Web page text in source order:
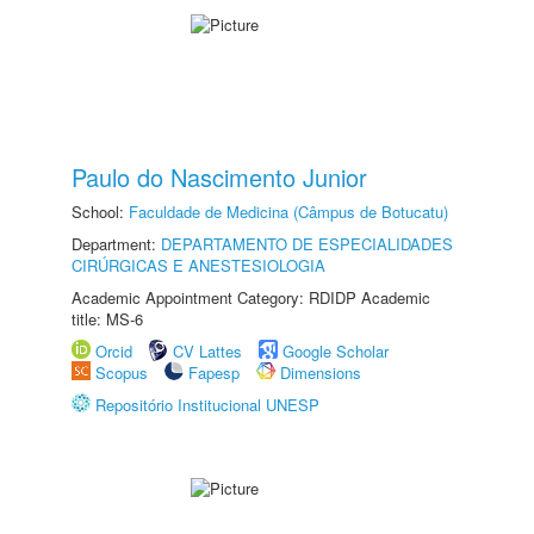
Paulo do Nascimento Junior
School: Faculdade de Medicina (Câmpus de Botucatu)
Department: DEPARTAMENTO DE ESPECIALIDADES
CIRÚRGICAS E ANESTESIOLOGIA
Academic Appointment Category: RDIDP Academic
title: MS-6
Orcid
CV Lattes
Google Scholar
Scopus
Fapesp
Dimensions
Repositório Institucional UNESP